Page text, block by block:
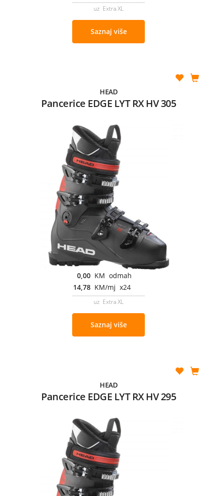
uz Extra XL
Saznaj više
HEAD
Pancerice EDGE LYT RX HV 305
0,00 KM odmah
14,78 KM/mj x24
uz Extra XL
Saznaj više
HEAD
Pancerice EDGE LYT RX HV 295